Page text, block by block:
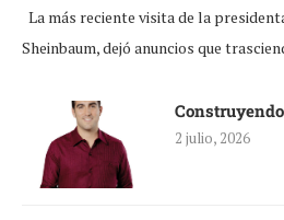
La más reciente visita de la
Sheinbaum, dejó anuncios que
2 julio, 2026